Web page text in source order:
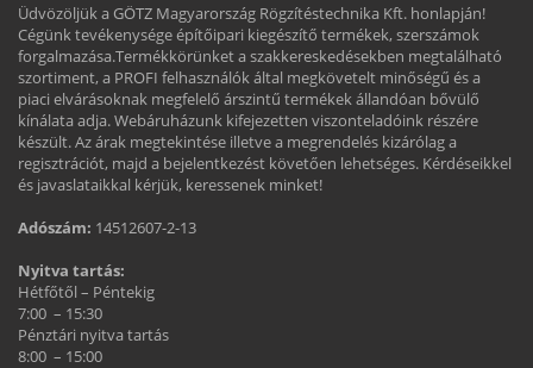
Üdvözöljük a GÖTZ Magyarország Rögzítéstechnika Kft. honlapján!
Cégünk tevékenysége építőipari kiegészítő termékek, szerszámok
forgalmazása.Termékkörünket a szakkereskedésekben megtalálható
szortiment, a PROFI felhasználók által megkövetelt minőségű és a
piaci elvárásoknak megfelelő árszintű termékek állandóan bővülő
kínálata adja. Webáruházunk kifejezetten viszonteladóink részére
készült. Az árak megtekintése illetve a megrendelés kizárólag a
regisztrációt, majd a bejelentkezést követően lehetséges. Kérdéseikkel
és javaslataikkal kérjük, keressenek minket!
Adószám: 14512607-2-13
Nyitva tartás:
Hétfőtől – Péntekig
7:00 – 15:30
Pénztári nyitva tartás
8:00 – 15:00